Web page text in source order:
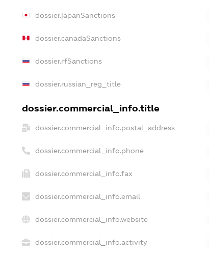
dossier.japanSanctions
dossier.canadaSanctions
dossier.rfSanctions
dossier.russian_reg_title
dossier.commercial_info.title
dossier.commercial_info.postal_address
dossier.commercial_info.phone
dossier.commercial_info.fax
dossier.commercial_info.email
dossier.commercial_info.website
dossier.commercial_info.activity